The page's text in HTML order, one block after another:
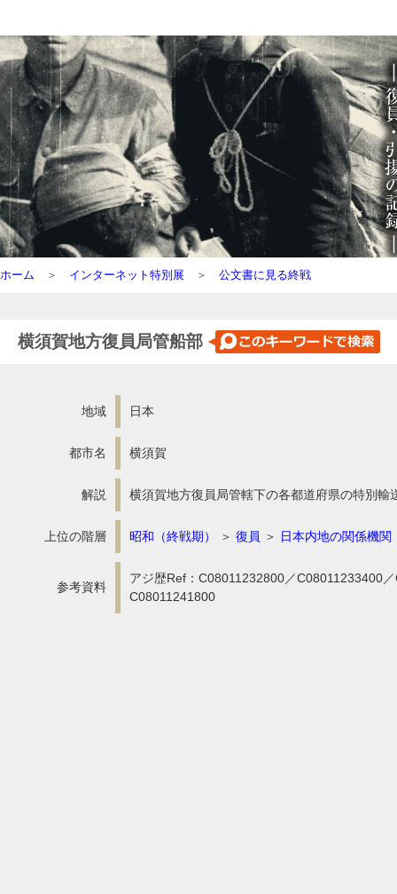
ホーム ＞ インターネット特別展 ＞ 公文書に見る終戦
横須賀地方復員局管船部
地域 日本
都市名 横須賀
解説 横須賀地方復員局管轄下の各都道府県の特別
上位の階層 昭和（終戦期） ＞ 復員 ＞ 日本内地の関係機関
参考資料
アジ歴Ref：C08011232800／C08011233400
C08011241800